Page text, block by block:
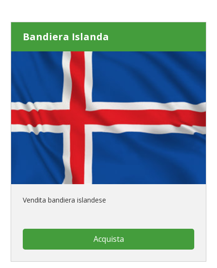
Bandiera Islanda
Vendita bandiera islandese
Acquista